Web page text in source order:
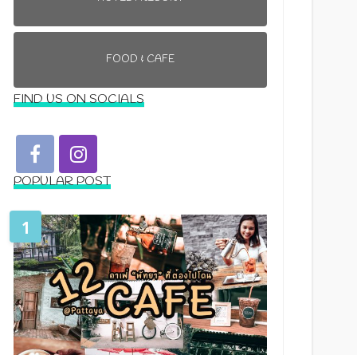
FOOD & CAFE
FIND US ON SOCIALS
POPULAR POST
1